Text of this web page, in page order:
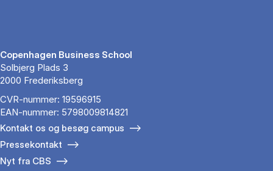
Copenhagen Business School
Solbjerg Plads 3
2000 Frederiksberg
CVR-nummer: 19596915
EAN-nummer: 5798009814821
Kontakt os og besøg campus
Pressekontakt
Nyt fra CBS